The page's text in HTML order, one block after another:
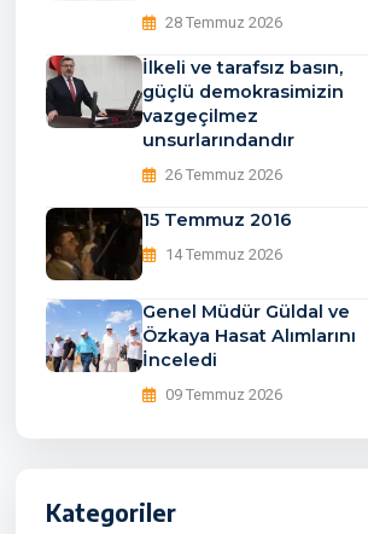
28 Temmuz 2026
İlkeli ve tarafsız basın,
güçlü demokrasimizin
vazgeçilmez
unsurlarındandır
26 Temmuz 2026
15 Temmuz 2016
14 Temmuz 2026
Genel Müdür Güldal ve
Özkaya Hasat Alımlarını
İnceledi
09 Temmuz 2026
Kategoriler